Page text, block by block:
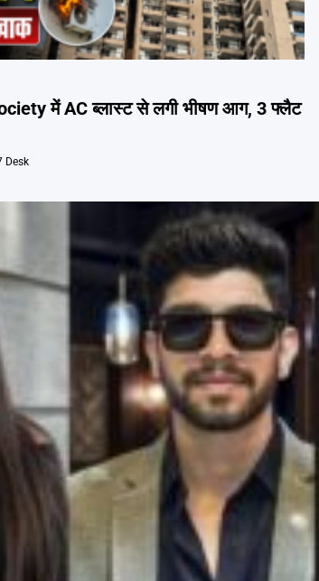
में AC ब्लास्ट से लगी भीषण आग, 3 फ्लैट
Desk